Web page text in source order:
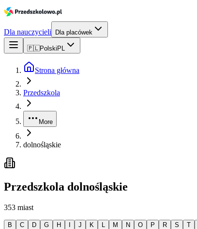
Dla nauczycieli Dla placówek
🇵🇱Polski PL
Strona główna
Przedszkola
More
dolnośląskie
Przedszkola dolnośląskie
353 miast
B C D G H J K M N O P R S T